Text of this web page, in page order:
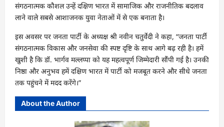
संगठनात्मक कौशल उन्हें दक्षिण भारत में सामाजिक और राजनीतिक बदलाव
लाने वाले सबसे आशाजनक युवा नेताओं में से एक बनाता है।
इस अवसर पर जनता पार्टी के अध्यक्ष श्री नवीन चतुर्वेदी ने कहा, “जनता पार्टी
संगठनात्मक विकास और जनसेवा की स्पष्ट दृष्टि के साथ आगे बढ़ रही है। हमें
खुशी है कि डॉ. भार्गव मल्लप्पा को यह महत्वपूर्ण जिम्मेदारी सौंपी गई है। उनकी
निष्ठा और अनुभव हमें दक्षिण भारत में पार्टी को मजबूत करने और सीधे जनता
तक पहुंचने में मदद करेंगे।”
About the Author